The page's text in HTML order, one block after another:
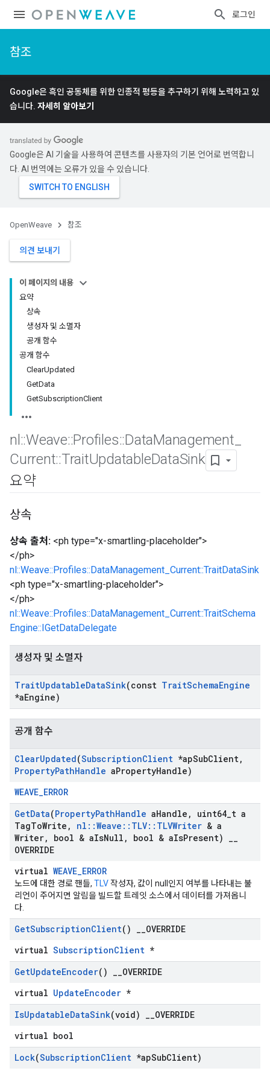
로그인
참조
Google은 흑인 공동체를 위한 인종적 평등을 추구하기 위해 노력하고 있
습니다. 자세히 알아보기
Google은 AI 기술을 사용하여 콘텐츠를 사용자의 기본 언어로 번역합니
다. AI 번역에는 오류가 있을 수 있습니다.
OpenWeave 참조
의견 보내기
이 페이지의 내용
요약
상속
생성자 및 소멸자
공개 함수
공개 함수
ClearUpdated
GetData
GetSubscriptionClient
nl ::Weave::Profiles::DataManagement
Current::TraitUpdatableDataSink
요약
상속
상속 출처: <ph type="x-smartling-placeholder">
</ph>
nl::Weave::Profiles::DataManagement_Current::TraitDataSink
<ph type="x-smartling-placeholder">
</ph>
nl::Weave::Profiles::DataManagement_Current::TraitSchema
Engine::IGetDataDelegate
생성자 및 소멸자
TraitUpdatableDataSink(const TraitSchemaEngine
*aEngine)
공개 함수
ClearUpdated(SubscriptionClient *apSubClient,
PropertyPathHandle aPropertyHandle)
WEAVE_ERROR
GetData(PropertyPathHandle aHandle , uint64 t a
TagToWrite , nl ::Weave :: TLV:: TLVWriter & a
Writer, bool & aIsNull , bool & aIsPresent)
OVERRIDE
virtual WEAVE_ERROR
노드에 대한 경로 핸들, TLV작성자, 값이 null인지 여부를 나타내는 불
리언이 주어지면 알림을 빌드할 트레잇 소스에서 데이터를 가져옵니
다.
GetSubscriptionClient()
OVERRIDE
virtual SubscriptionClient *
GetUpdateEncoder()
OVERRIDE
virtual UpdateEncoder *
IsUpdatableDataSink(void)
OVERRIDE
virtual bool
Lock(SubscriptionClient *apSubClient)